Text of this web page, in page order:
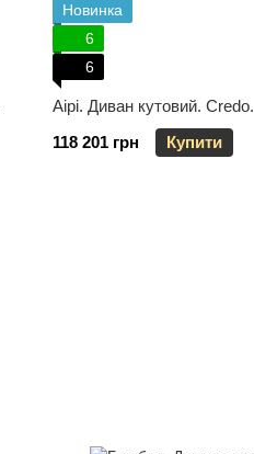
Новинка
6
6
Aipi. Диван кутовий. Credo.
118 201 грн
Купити